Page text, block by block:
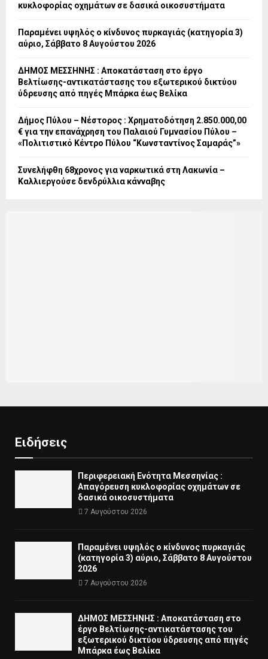
κυκλοφορίας οχημάτων σε δασικά οικοσυστήματα
Παραμένει υψηλός ο κίνδυνος πυρκαγιάς (κατηγορία 3)
αύριο, Σάββατο 8 Αυγούστου 2026
ΔΗΜΟΣ ΜΕΣΣΗΝΗΣ : Αποκατάσταση στο έργο
Βελτίωσης-αντικατάστασης του εξωτερικού δικτύου
ύδρευσης από πηγές Μπάρκα έως Βελίκα
Δήμος Πύλου – Νέστορος : Χρηματοδότηση 2.850.000,00
€ για την επανάχρηση του Παλαιού Γυμνασίου Πύλου –
«Πολιτιστικό Κέντρο Πύλου “Κωνσταντίνος Σαμαράς”»
Συνελήφθη 68χρονος για ναρκωτικά στη Λακωνία –
Καλλιεργούσε δενδρύλλια κάνναβης
Ειδήσεις
Περιφερειακή Ενότητα Μεσσηνίας :
Απαγόρευση κυκλοφορίας οχημάτων σε
δασικά οικοσυστήματα
7 Αυγούστου 2026
Παραμένει υψηλός ο κίνδυνος πυρκαγιάς
(κατηγορία 3) αύριο, Σάββατο 8 Αυγούστου
2026
7 Αυγούστου 2026
ΔΗΜΟΣ ΜΕΣΣΗΝΗΣ : Αποκατάσταση στο
έργο Βελτίωσης-αντικατάστασης του
εξωτερικού δικτύου ύδρευσης από πηγές
Μπάρκα έως Βελίκα